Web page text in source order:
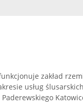
zakład
usług